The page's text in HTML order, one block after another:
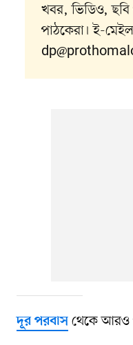
খবর, ভিডিও, ছবি
পাঠকেরা। ই-
দূর পরবাসথেকে আরও